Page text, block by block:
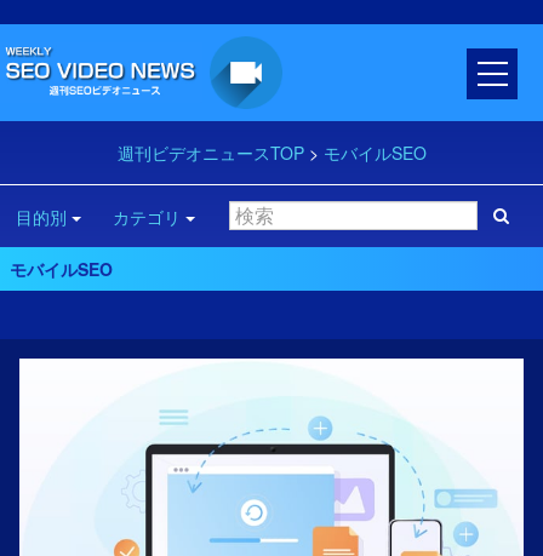
週刊ビデオニュースTOP > モバイルSEO
目的別 カテゴリ
モバイルSEO